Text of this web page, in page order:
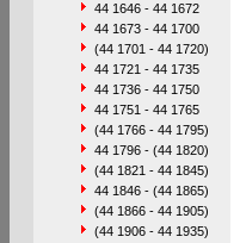
44 1646 - 44 1672
44 1673 - 44 1700
(44 1701 - 44 1720)
44 1721 - 44 1735
44 1736 - 44 1750
44 1751 - 44 1765
(44 1766 - 44 1795)
44 1796 - (44 1820)
(44 1821 - 44 1845)
44 1846 - (44 1865)
(44 1866 - 44 1905)
(44 1906 - 44 1935)